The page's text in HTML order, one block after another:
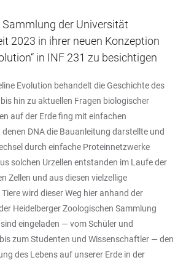
Sammlung der Universität
2023 in ihrer neuen Konzeption
in INF 231 zu besichtigen
Evolution behandelt die Geschichte des
hin zu aktuellen Fragen biologischer
auf der Erde fing mit einfachen
DNA die Bauanleitung darstellte und
durch einfache Proteinnetzwerke
solchen Urzellen entstanden im Laufe der
Zellen und aus diesen vielzellige
wird dieser Weg hier anhand der
Heidelberger Zoologischen Sammlung
eingeladen — vom Schüler und
zum Studenten und Wissenschaftler — den
des Lebens auf unserer Erde in der